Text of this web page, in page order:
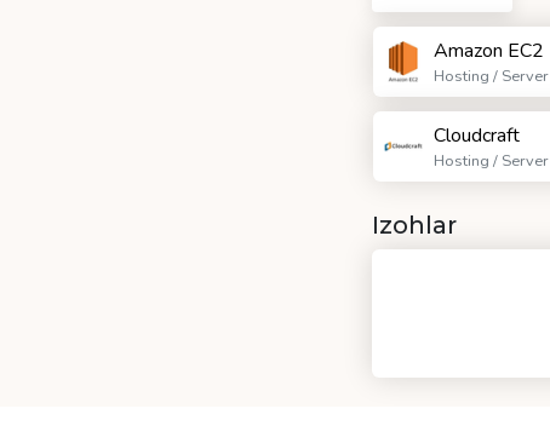
Amazon EC2
Hosting / Server
Cloudcraft
Hosting / Server
Izohlar